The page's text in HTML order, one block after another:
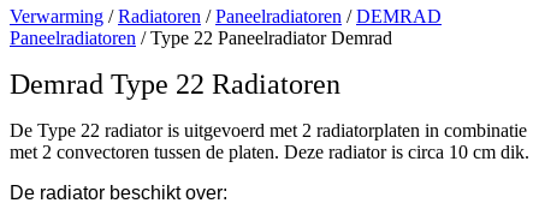
Verwarming /Radiatoren /Paneelradiatoren /DEMRAD
Paneelradiatoren / Type 22 Paneelradiator Demrad
Demrad Type 22 Radiatoren
De Type 22 radiator is uitgevoerd met 2 radiatorplaten in combinatie
met 2 convectoren tussen de platen. Deze radiator is circa 10 cm dik.
De radiator beschikt over: